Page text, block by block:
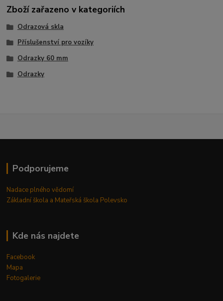
Zboží zařazeno v kategoriích
Odrazová skla
Příslušenství pro vozíky
Odrazky 60 mm
Odrazky
Podporujeme
Nadace plného vědomí
Základní škola a Mateřská škola Polevsko
Kde nás najdete
Facebook
Mapa
Fotogalerie